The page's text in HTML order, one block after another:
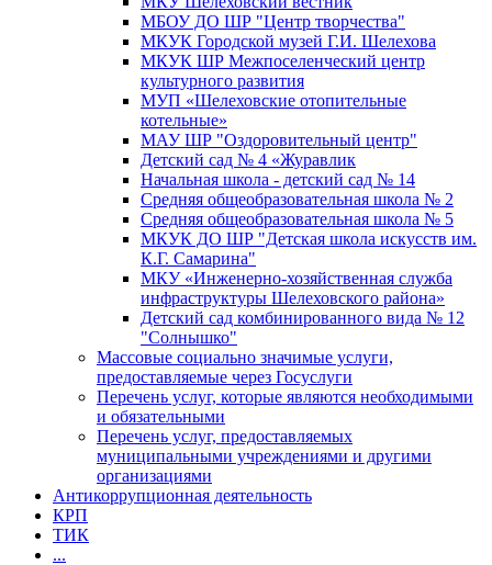
МБОУ ДО ШР "Центр творчества"
МКУК Городской музей Г.И. Шелехова
МКУК ШР Межпоселенческий центр
культурного развития
МУП «Шелеховские отопительные
котельные»
МАУ ШР "Оздоровительный центр"
Детский сад № 4 «Журавлик
Начальная школа - детский сад № 14
Средняя общеобразовательная школа № 2
Средняя общеобразовательная школа № 5
МКУК ДО ШР "Детская школа искусств им.
К.Г. Самарина"
МКУ «Инженерно-хозяйственная служба
инфраструктуры Шелеховского района»
Детский сад комбинированного вида № 12
"Солнышко"
Массовые социально значимые услуги,
предоставляемые через Госуслуги
Перечень услуг, которые являются необходимыми
и обязательными
Перечень услуг, предоставляемых
муниципальными учреждениями и другими
организациями
Антикоррупционная деятельность
КРП
ТИК
...